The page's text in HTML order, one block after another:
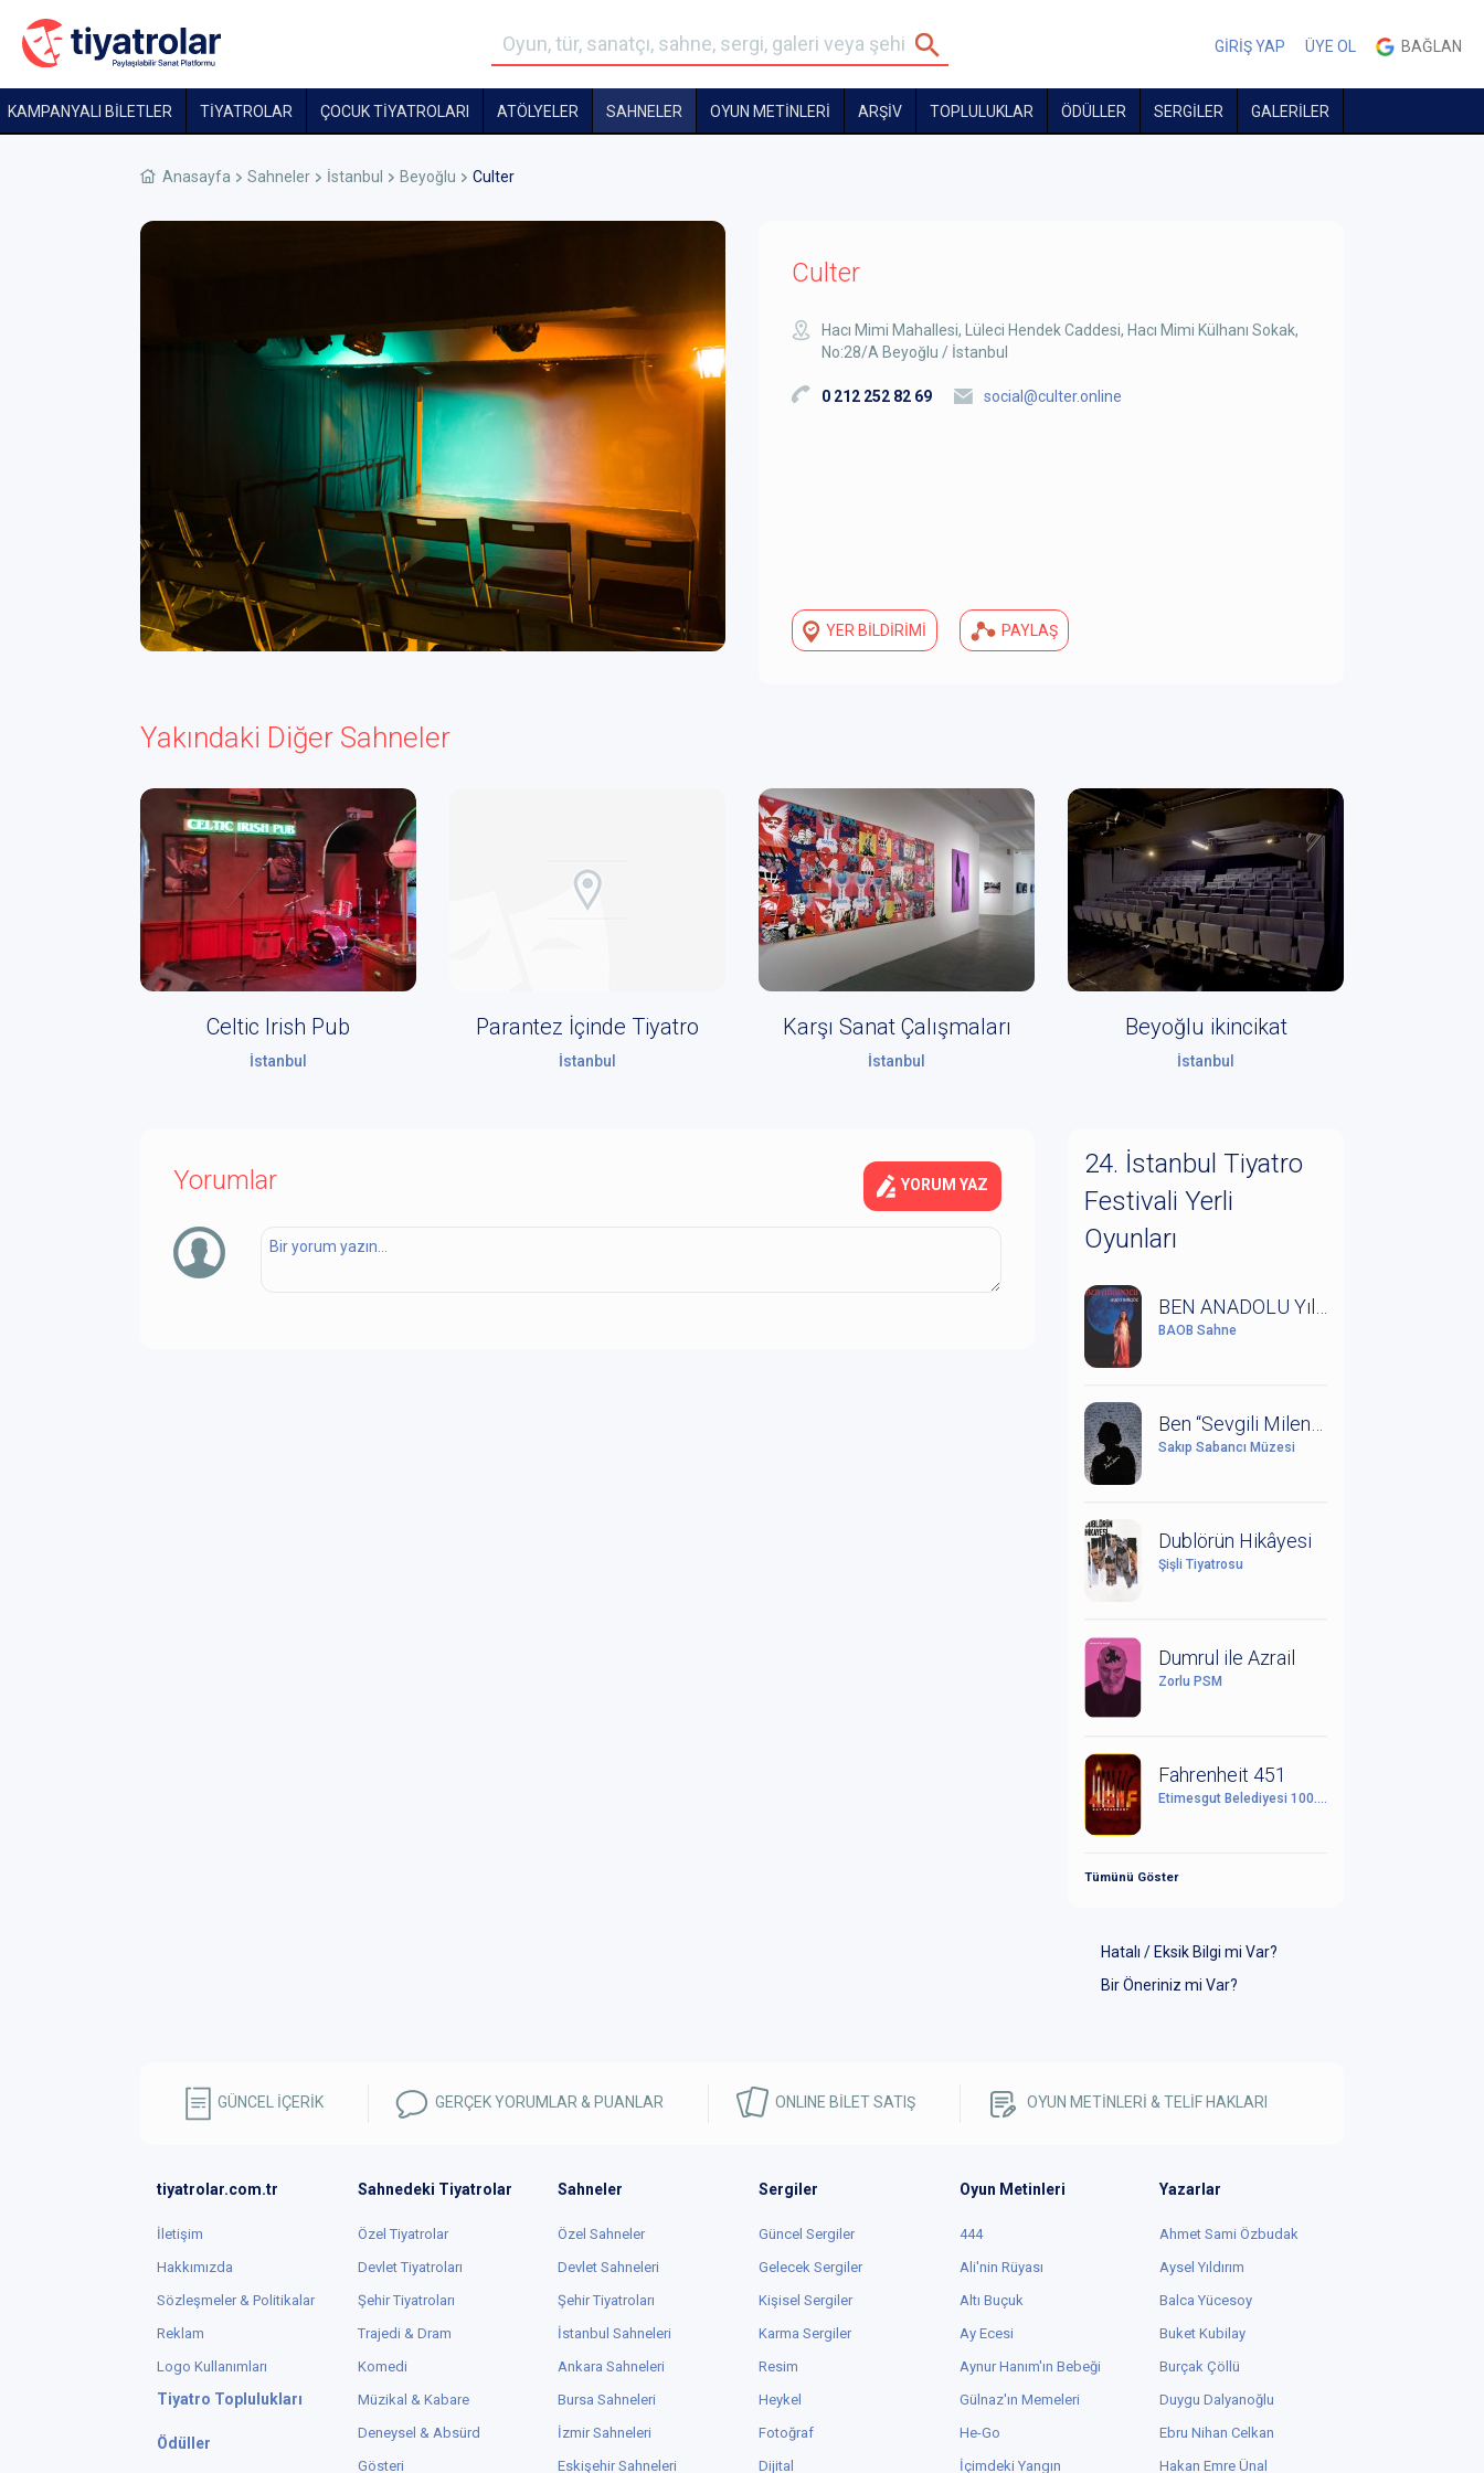
GİRİŞ YAP ÜYE OL BAĞLAN
KAMPANYALI BİLETLER TİYATROLAR ÇOCUK TIYATROLARI ATÖLYELER SAHNELER OYUN METİNLERİ ARŞİV TOPLULUKLAR ÖDÜLLER SERGİLER GALERİLER
Anasayfa Sahneler İstanbul Beyoğlu Culter
Culter
Hacı Mimi Mahallesi, Lüleci Hendek Caddesi, Hacı Mimi Külhanı Sokak,
No:28/A Beyoğlu / İstanbul
0 212 252 82 69 social@culter.online
YER BİLDİRİMİ PAYLAŞ
Yakındaki Diğer Sahneler
Celtic Irish Pub
İstanbul
Parantez İçinde Tiyatro
İstanbul
Karşı Sanat Çalışmaları
İstanbul
Beyoğlu ikincikat
İstanbul
Yorumlar YORUM YAZ
24. İstanbul Tiyatro
Festivali Yerli
Oyunları
BAOB Sahne
Sakıp Sabancı Müzesi
Dublörün Hikâyesi
Şişli Tiyatrosu
Dumrul ile Azrail
Zorlu PSM
Fahrenheit 451
Etimesgut Belediyesi 100. Yıl Cumhuriyet Kültür Sanat Merkezi
Tümünü Göster
Hatalı / Eksik Bilgi mi Var?
Bir Öneriniz mi Var?
GÜNCEL İÇERİK GERÇEK YORUMLAR & PUANLAR ONLINE BİLET SATIŞ OYUN METİNLERİ & TELİF HAKLARI
tiyatrolar.com.tr
İletişim
Hakkımızda
Sözleşmeler & Politikalar
Reklam
Logo Kullanımları
Tiyatro Toplulukları
Ödüller
Sahnedeki Tiyatrolar
Özel Tiyatrolar
Devlet Tiyatroları
Şehir Tiyatroları
Trajedi & Dram
Komedi
Müzikal & Kabare
Deneysel & Absürd
Gösteri
Sahneler
Özel Sahneler
Devlet Sahneleri
Şehir Tiyatroları
İstanbul Sahneleri
Ankara Sahneleri
Bursa Sahneleri
İzmir Sahneleri
Eskişehir Sahneleri
Sergiler
Güncel Sergiler
Gelecek Sergiler
Kişisel Sergiler
Karma Sergiler
Resim
Heykel
Fotoğraf
Dijital
Oyun Metinleri
444
Ali'nin Rüyası
Altı Buçuk
Ay Ecesi
Aynur Hanım'ın Bebeği
Gülnaz'ın Memeleri
He-Go
İçimdeki Yangın
Yazarlar
Ahmet Sami Özbudak
Aysel Yıldırım
Balca Yücesoy
Buket Kubilay
Burçak Çöllü
Duygu Dalyanoğlu
Ebru Nihan Celkan
Hakan Emre Ünal